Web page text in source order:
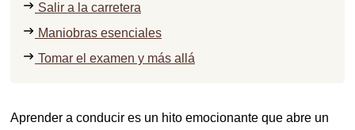
Salir a la carretera
Maniobras esenciales
Tomar el examen y más allá
Aprender a conducir es un hito emocionante que abre un